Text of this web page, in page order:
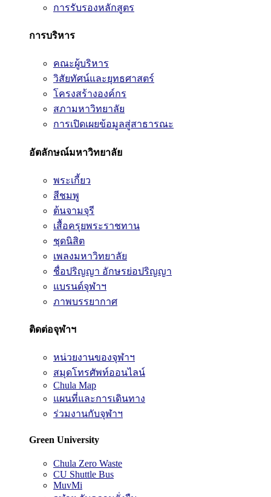
การรับรองหลักสูตร
การบริหาร
คณะผู้บริหาร
วิสัยทัศน์และยุทธศาสตร์
โครงสร้างองค์กร
สภามหาวิทยาลัย
การเปิดเผยข้อมูลสู่สาธารณะ
อัตลักษณ์มหาวิทยาลัย
พระเกี้ยว
สีชมพู
ต้นจามจุรี
เสื้อครุยพระราชทาน
ชุดนิสิต
เพลงมหาวิทยาลัย
ชื่อปริญญา อักษรย่อปริญญา
แบรนด์จุฬาฯ
ภาพบรรยากาศ
ติดต่อจุฬาฯ
หน่วยงานของจุฬาฯ
สมุดโทรศัพท์ออนไลน์
Chula Map
แผนที่และการเดินทาง
ร่วมงานกับจุฬาฯ
Green University
Chula Zero Waste
CU Shuttle Bus
MuvMi